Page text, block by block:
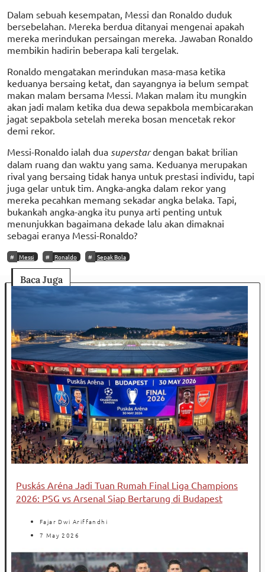
Dalam sebuah kesempatan, Messi dan Ronaldo duduk
bersebelahan. Mereka berdua ditanyai mengenai apakah
mereka merindukan persaingan mereka. Jawaban Ronaldo
membikin hadirin beberapa kali tergelak.
Ronaldo mengatakan merindukan masa-masa ketika
keduanya bersaing ketat, dan sayangnya ia belum sempat
makan malam bersama Messi. Makan malam itu mungkin
akan jadi malam ketika dua dewa sepakbola membicarakan
jagat sepakbola setelah mereka bosan mencetak rekor
demi rekor.
Messi-Ronaldo ialah dua superstardengan bakat brilian
dalam ruang dan waktu yang sama. Keduanya merupakan
rival yang bersaing tidak hanya untuk prestasi individu, tapi
juga gelar untuk tim. Angka-angka dalam rekor yang
mereka pecahkan memang sekadar angka belaka. Tapi,
bukankah angka-angka itu punya arti penting untuk
menunjukkan bagaimana dekade lalu akan dimaknai
sebagai eranya Messi-Ronaldo?
Messi Ronaldo Sepak Bola
Baca Juga
Puskás Aréna Jadi Tuan Rumah Final Liga Champions
2026: PSG vs Arsenal Siap Bertarung di Budapest
Fajar Dwi Ariffandhi
7 May 2026